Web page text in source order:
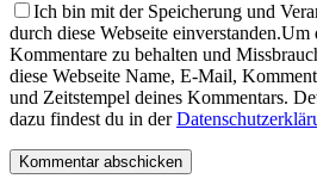
Ich bin mit der Speicherung und
durch diese Webseite einverstanden.Um
Kommentare zu behalten und
diese Webseite Name, E-Mail,
und Zeitstempel deines Kommentars.
dazu findest du in der